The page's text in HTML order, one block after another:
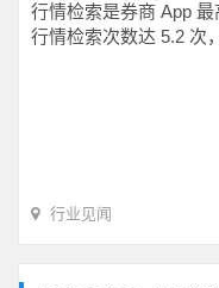
行情检索是券商 App
行情检索次数达 5.2
行业见闻